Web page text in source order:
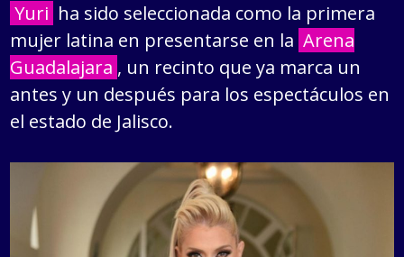
Yuri ha sido seleccionada como la primera
mujer latina en presentarse en la Arena
Guadalajara , un recinto que ya marca un
antes y un después para los espectáculos en
el estado de Jalisco.